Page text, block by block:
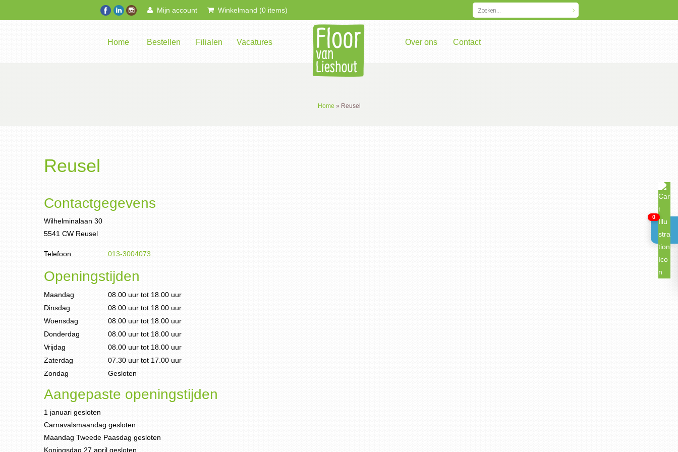
Mijn account Winkelmand (0 items)
Home Bestellen Filialen Vacatures Over ons Contact
Home » Reusel
Reusel
Contactgegevens
Wilhelminalaan 30
5541 CW Reusel
Telefoon: 013-3004073
Openingstijden
Maandag
08.00 uur tot 18.00 uur
Dinsdag
08.00 uur tot 18.00 uur
Woensdag
08.00 uur tot 18.00 uur
Donderdag
08.00 uur tot 18.00 uur
Vrijdag
08.00 uur tot 18.00 uur
Zaterdag
07.30 uur tot 17.00 uur
Zondag
Gesloten
Aangepaste openingstijden
1 januari gesloten
Carnavalsmaandag gesloten
Maandag Tweede Paasdag gesloten
Koningsdag 27 april gesloten
0